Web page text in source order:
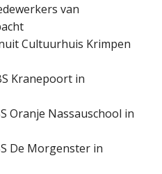
van
Cultuurhuis Krimpen
in
Nassauschool in
Morgenster in